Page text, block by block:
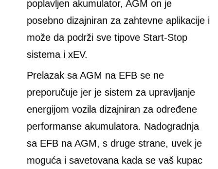
poplavljen akumulator, AGM on je
posebno dizajniran za zahtevne aplikacije i
može da podrži sve tipove Start-Stop
sistema i xEV.
Prelazak sa AGM na EFB se ne
preporučuje jer je sistem za upravljanje
energijom vozila dizajniran za određene
performanse akumulatora. Nadogradnja
sa EFB na AGM, s druge strane, uvek je
moguća i savetovana kada se vaš kupac